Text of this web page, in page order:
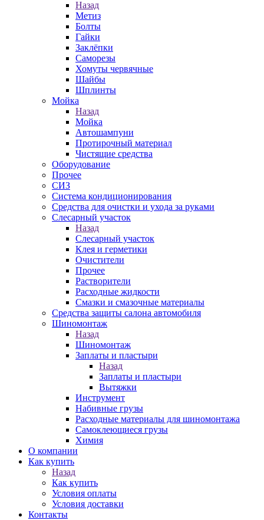
Назад
Метиз
Болты
Гайки
Заклёпки
Саморезы
Хомуты червячные
Шайбы
Шплинты
Мойка
Назад
Мойка
Автошампуни
Протирочный материал
Чистящие средства
Оборудование
Прочее
СИЗ
Система кондиционирования
Средства для очистки и ухода за руками
Слесарный участок
Назад
Слесарный участок
Клея и герметики
Очистители
Прочее
Растворители
Расходные жидкости
Смазки и смазочные материалы
Средства защиты салона автомобиля
Шиномонтаж
Назад
Шиномонтаж
Заплаты и пластыри
Назад
Заплаты и пластыри
Вытяжки
Инструмент
Набивные грузы
Расходные материалы для шиномонтажа
Самоклеющиеся грузы
Химия
О компании
Как купить
Назад
Как купить
Условия оплаты
Условия доставки
Контакты